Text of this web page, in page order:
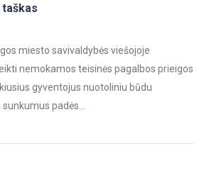
miesto savivaldybės viešojoje
nemokamos teisinės pagalbos prieigos
gyventojus nuotoliniu būdu
sunkumus padės…